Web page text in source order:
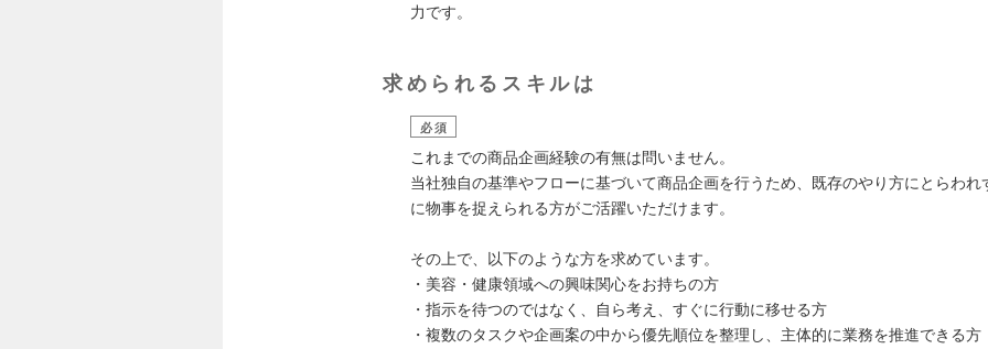
力です。
求められるスキルは
必須
これまでの商品企画経験の有無は問いません。
当社独自の基準やフローに基づいて商品企画を行うため、既存のやり方にとらわれ
に物事を捉えられる方がご活躍いただけます。
その上で、以下のような方を求めています。
・美容・健康領域への興味関心をお持ちの方
・指示を待つのではなく、自ら考え、すぐに行動に移せる方
・複数のタスクや企画案の中から優先順位を整理し、主体的に業務を推進できる方